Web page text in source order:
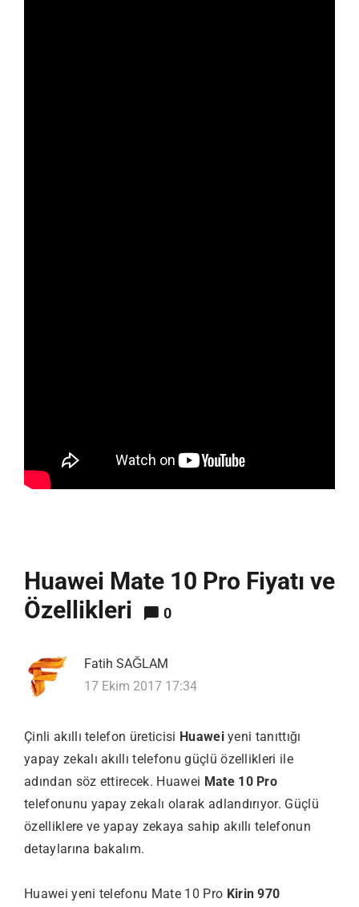
Huawei Mate 10 Pro Fiyatı ve
Özellikleri
0
Fatih SAĞLAM
17 Ekim 2017 17:34
Çinli akıllı telefon üreticisi Huaweiyeni tanıttığı
yapay zekalı akıllı telefonu güçlü özellikleri ile
adından söz ettirecek. Huawei Mate 10 Pro
telefonunu yapay zekalı olarak adlandırıyor. Güçlü
özelliklere ve yapay zekaya sahip akıllı telefonun
detaylarına bakalım.
Huawei yeni telefonu Mate 10 Pro Kirin 970